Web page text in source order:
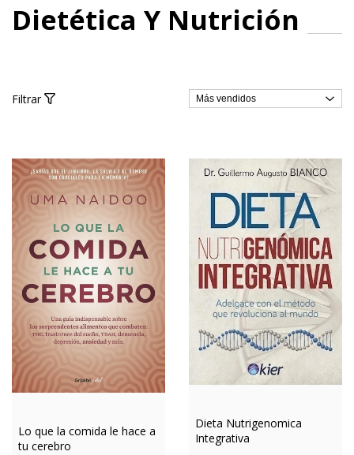
Dietética Y Nutrición
Filtrar
Lo que la comida le hace a
tu cerebro
Dieta Nutrigenomica
Integrativa